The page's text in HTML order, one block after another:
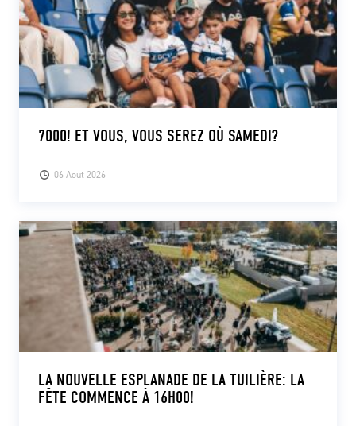
CONTACT
ACTUALITÉS
LS E-SHOP
PRESSE ET MEDIAS
06 Août 2026
7000! ET VOUS, VOUS SEREZ OÙ SAMEDI?
LA NOUVELLE ESPLANADE DE LA TUILIÈRE: LA
FÊTE COMMENCE À 16H00!